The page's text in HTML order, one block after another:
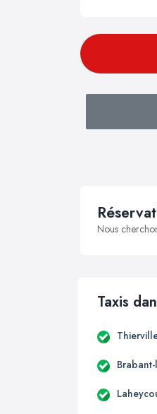
Nous
Taxis